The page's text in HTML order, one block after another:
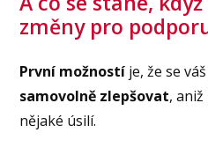
změny pro
První možností je, že se
samovolně zlepšovat,
nějaké úsilí.